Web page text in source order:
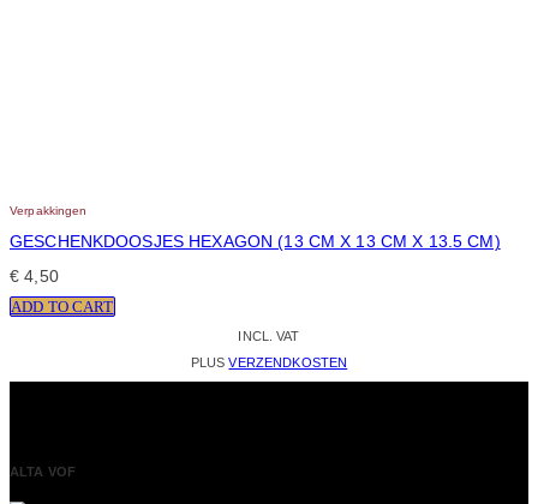
Verpakkingen
GESCHENKDOOSJES HEXAGON (13 CM X 13 CM X 13.5 CM)
€ 4,50
ADD TO CART
INCL. VAT
PLUSVERZENDKOSTEN
ALTA VOF